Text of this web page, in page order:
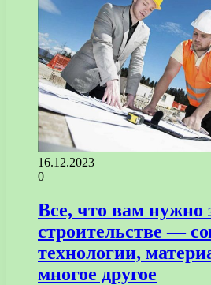
16.12.2023
0
Все, что вам нужно
строительстве —
технологии,
многое другое